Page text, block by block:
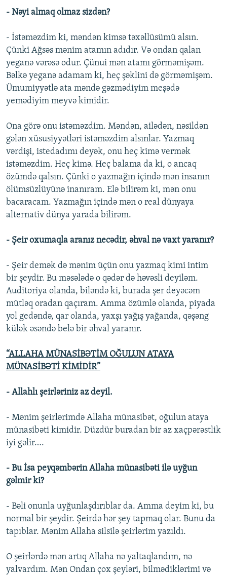
- Nəyi almaq olmaz sizdən?
- İstəməzdim ki, məndən kimsə təxəllüsümü alsın.
Çünki Ağsəs mənim atamın adıdır. Və ondan qalan
yeganə vərəsə odur. Çünui mən atamı görməmişəm.
Bəlkə yeganə adamam ki, heç şəklini də görməmişəm.
Ümumiyyətlə ata məndə gəzmədiyim meşədə
yemədiyim meyvə kimidir.
Ona görə onu istəməzdim. Məndən, ailədən, nəsildən
gələn xüsusiyyətləri istəməzdim alsınlar. Yazmaq
vərdişi, istedadımı deyək, onu heç kimə vermək
istəməzdim. Heç kimə. Heç balama da ki, o ancaq
özümdə qalsın. Çünki o yazmağın içində mən insanın
ölümsüzlüyünə inanıram. Elə bilirəm ki, mən onu
bacaracam. Yazmağın içində mən o real dünyaya
alternativ dünya yarada bilirəm.
- Şeir oxumaqla aranız necədir, əhval nə vaxt yaranır?
- Şeir demək də mənim üçün onu yazmaq kimi intim
bir şeydir. Bu məsələdə o qədər də həvəsli deyiləm.
Auditoriya olanda, biləndə ki, burada şer deyəcəm
mütləq oradan qaçıram. Amma özümlə olanda, piyada
yol gedəndə, qar olanda, yaxşı yağış yağanda, qəşəng
külək əsəndə belə bir əhval yaranır.
“ALLAHA MÜNASİBƏTİM OĞULUN ATAYA
MÜNASİBƏTİ KİMİDİR”
- Allahlı şeirləriniz az deyil.
- Mənim şeirlərimdə Allaha münasibət, oğulun ataya
münasibəti kimidir. Düzdür buradan bir az xaçpərəstlik
iyi gəlir….
- Bu İsa peyqəmbərin Allaha münasibəti ilə uyğun
gəlmir ki?
- Bəli onunla uyğunlaşdırıblar da. Amma deyim ki, bu
normal bir şeydir. Şeirdə hər şey tapmaq olar. Bunu da
tapıblar. Mənim Allaha silsilə şeirlərim yazıldı.
O şeirlərdə mən artıq Allaha nə yaltaqlandım, nə
yalvardım. Mən Ondan çox şeyləri, bilmədiklərimi və